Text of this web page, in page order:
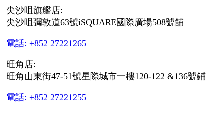
尖沙咀旗艦店:
尖沙咀彌敦道63號iSQUARE國際廣場508號舖
電話: +852 27221265
旺角店:
旺角山東街47-51號星際城市一樓120-122 &136號鋪
電話: +852 27221255